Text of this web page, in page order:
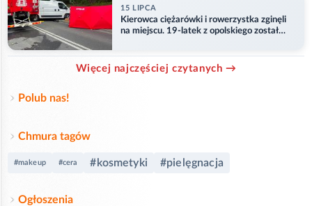
15 LIPCA
Kierowca ciężarówki i rowerzystka zginęli
na miejscu. 19-latek z opolskiego został
Więcej najczęściej czytanych →
Polub nas!
Chmura tagów
#makeup #cera #kosmetyki #pielęgnacja
Ogłoszenia